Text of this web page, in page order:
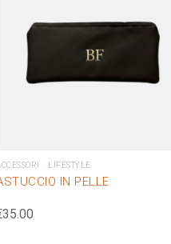
LIFESTYLE
IN PELLE
35.00